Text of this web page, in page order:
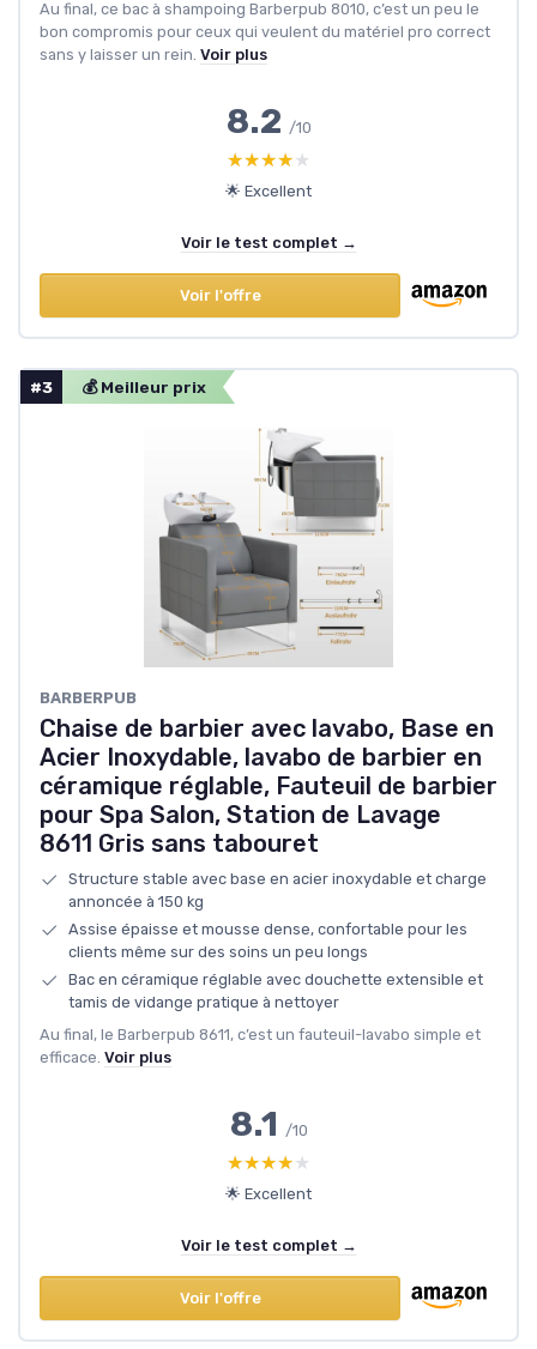
Au final, ce bac à shampoing Barberpub 8010, c’est un peu le
bon compromis pour ceux qui veulent du matériel pro correct
sans y laisser un rein. Voir plus
8.2 /10
★★★★★
★★★★★
🌟 Excellent
Voir le test complet →
Voir l'offre
#3 💰 Meilleur prix
BARBERPUB
Chaise de barbier avec lavabo, Base en
Acier Inoxydable, lavabo de barbier en
céramique réglable, Fauteuil de barbier
pour Spa Salon, Station de Lavage
8611 Gris sans tabouret
Structure stable avec base en acier inoxydable et charge
annoncée à 150 kg
Assise épaisse et mousse dense, confortable pour les
clients même sur des soins un peu longs
Bac en céramique réglable avec douchette extensible et
tamis de vidange pratique à nettoyer
Au final, le Barberpub 8611, c’est un fauteuil-lavabo simple et
efficace. Voir plus
8.1 /10
★★★★★
★★★★★
🌟 Excellent
Voir le test complet →
Voir l'offre